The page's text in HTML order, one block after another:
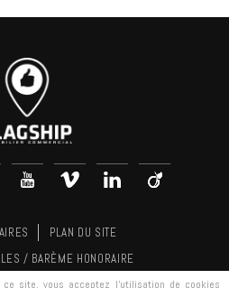
PLAN DU SITE
/ BARÈME HONORAIRE
ce site, vous acceptez l'utilisation de cookies